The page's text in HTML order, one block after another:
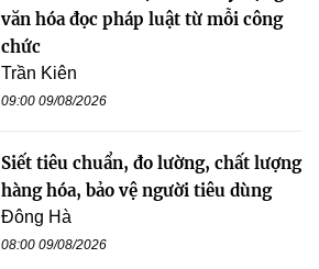
văn hóa đọc pháp luật từ mỗi công
chức
Trần Kiên
09:00 09/08/2026
Siết tiêu chuẩn, đo lường, chất lượng
hàng hóa, bảo vệ người tiêu dùng
Đông Hà
08:00 09/08/2026